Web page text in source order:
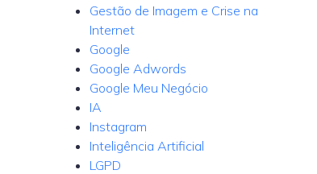
Gestão de Imagem e Crise na
Internet
Google
Google Adwords
Google Meu Negócio
IA
Instagram
Inteligência Artificial
LGPD